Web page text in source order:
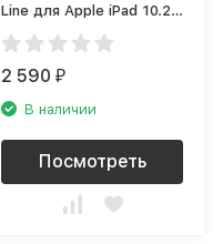
Line для Apple iPad 10.2
Soft Touch (2019),
черный
2 590₽
В наличии
Посмотреть